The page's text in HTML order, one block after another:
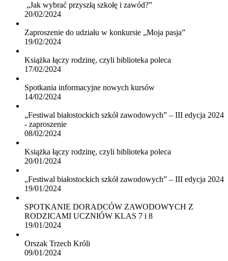
„Jak wybrać przyszłą szkołę i zawód?”
20/02/2024
Zaproszenie do udziału w konkursie „Moja pasja”
19/02/2024
Książka łączy rodzinę, czyli biblioteka poleca
17/02/2024
Spotkania informacyjne nowych kursów
14/02/2024
„Festiwal białostockich szkół zawodowych” – III edycja 2024
- zaproszenie
08/02/2024
Książka łączy rodzinę, czyli biblioteka poleca
20/01/2024
„Festiwal białostockich szkół zawodowych” – III edycja 2024
19/01/2024
SPOTKANIE DORADCÓW ZAWODOWYCH Z
RODZICAMI UCZNIÓW KLAS 7 i 8
19/01/2024
Orszak Trzech Króli
09/01/2024